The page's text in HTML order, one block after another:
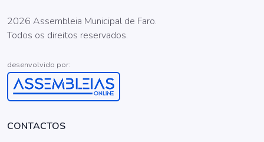
2026 Assembleia Municipal de Faro.
Todos os direitos reservados.
desenvolvido por:
CONTACTOS